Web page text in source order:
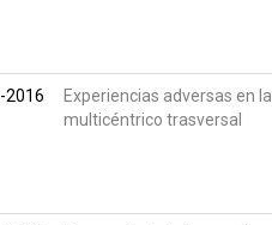
2016
Experiencias adversas en
multicéntrico trasversal